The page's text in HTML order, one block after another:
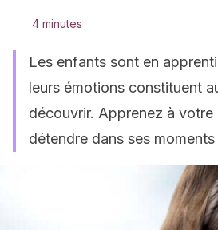
4 minutes
Les enfants sont en
leurs émotions constituent
découvrir. Apprenez à votre
détendre dans ses